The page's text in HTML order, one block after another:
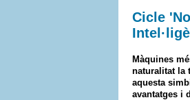
Cicle
Màquines
naturalitat la
aquesta
avantatges i